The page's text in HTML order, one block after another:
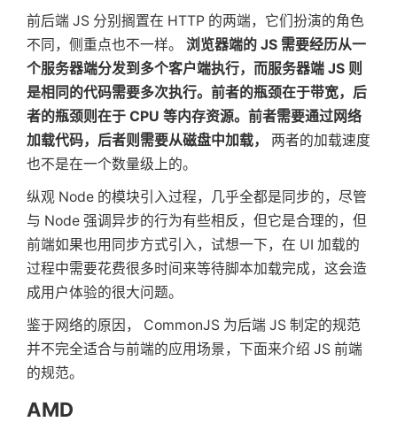
前后端 JS 分别搁置在 HTTP 的两端，它们扮演的角色
不同，侧重点也不一样。 浏览器端的 JS 需要经历从一
个服务器端分发到多个客户端执行，而服务器端 JS 则
是相同的代码需要多次执行。前者的瓶颈在于带宽，后
者的瓶颈则在于 CPU 等内存资源。前者需要通过网络
加载代码，后者则需要从磁盘中加载，
两者的加载速度
也不是在一个数量级上的。
纵观 Node 的模块引入过程，几乎全都是同步的，尽管
与 Node 强调异步的行为有些相反，但它是合理的，但
前端如果也用同步方式引入，试想一下，在 UI 加载的
过程中需要花费很多时间来等待脚本加载完成，这会造
成用户体验的很大问题。
鉴于网络的原因， CommonJS 为后端 JS 制定的规范
并不完全适合与前端的应用场景，下面来介绍 JS 前端
的规范。
AMD